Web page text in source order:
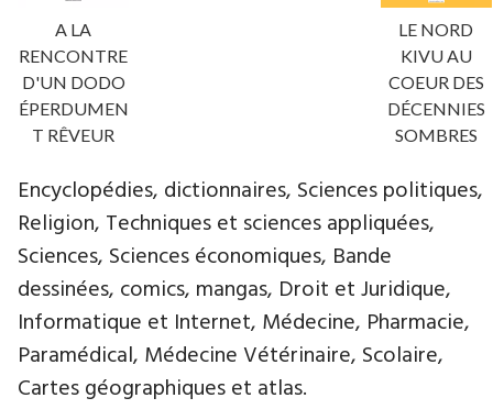
A LA
RENCONTRE
D'UN DODO
ÉPERDUMEN
T RÊVEUR
LE NORD
KIVU AU
COEUR DES
DÉCENNIES
SOMBRES
Encyclopédies, dictionnaires, Sciences politiques,
Religion, Techniques et sciences appliquées,
Sciences, Sciences économiques, Bande
dessinées, comics, mangas, Droit et Juridique,
Informatique et Internet, Médecine, Pharmacie,
Paramédical, Médecine Vétérinaire, Scolaire,
Cartes géographiques et atlas.